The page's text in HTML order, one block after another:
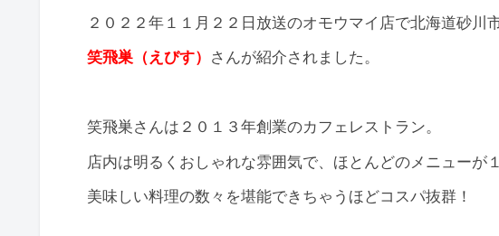
２０２２年１１月２２日放送のオモウマイ店で北海道砂川
笑飛巣（えびす） さんが紹介されました。
笑飛巣さんは２０１３年創業のカフェレストラン。
店内は明るくおしゃれな雰囲気で、ほとんどのメニューが
美味しい料理の数々を堪能できちゃうほどコスパ抜群！